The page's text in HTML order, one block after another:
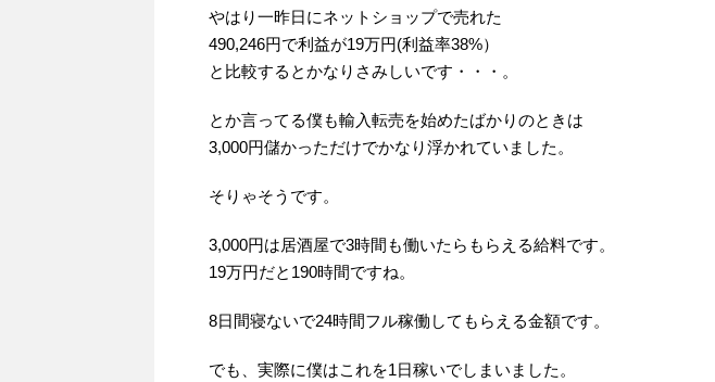
やはり一昨日にネットショップで売れた
490,246円で利益が19万円(利益率38%）
と比較するとかなりさみしいです・・・。
とか言ってる僕も輸入転売を始めたばかりのときは
3,000円儲かっただけでかなり浮かれていました。
そりゃそうです。
3,000円は居酒屋で3時間も働いたらもらえる給料です。
19万円だと190時間ですね。
8日間寝ないで24時間フル稼働してもらえる金額です。
でも、実際に僕はこれを1日稼いでしまいました。